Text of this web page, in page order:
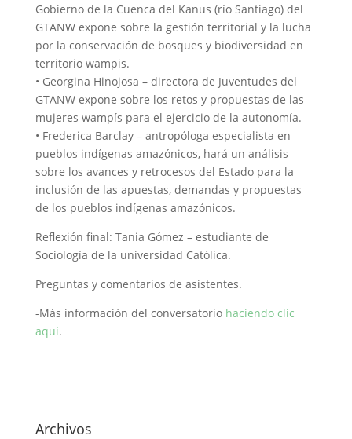
Gobierno de la Cuenca del Kanus (río Santiago) del
GTANW expone sobre la gestión territorial y la lucha
por la conservación de bosques y biodiversidad en
territorio wampis.
• Georgina Hinojosa – directora de Juventudes del
GTANW expone sobre los retos y propuestas de las
mujeres wampís para el ejercicio de la autonomía.
• Frederica Barclay – antropóloga especialista en
pueblos indígenas amazónicos, hará un análisis
sobre los avances y retrocesos del Estado para la
inclusión de las apuestas, demandas y propuestas
de los pueblos indígenas amazónicos.
Reflexión final: Tania Gómez – estudiante de
Sociología de la universidad Católica.
Preguntas y comentarios de asistentes.
-Más información del conversatorio haciendo clic
aquí.
Archivos